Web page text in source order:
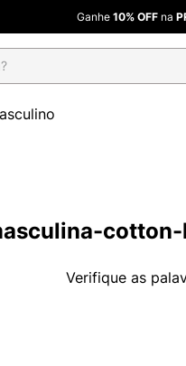
Ganhe 10% OFF na